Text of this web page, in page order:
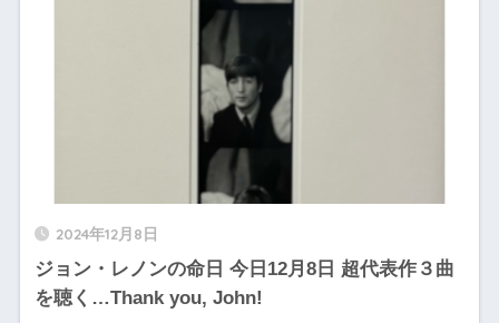
2024年12月8日
ジョン・レノンの命日 今日12月8日 超代表作３曲
を聴く…Thank you, John!